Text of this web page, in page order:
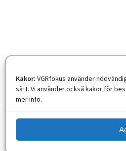
Kakor: VGRfokus använder
sätt. Vi använder också kakor för
mer info.